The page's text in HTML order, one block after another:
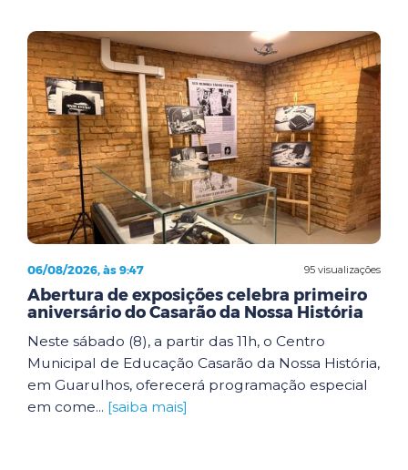
95 visualizações
06/08/2026, às 9:47
Abertura de exposições celebra primeiro
aniversário do Casarão da Nossa História
Neste sábado (8), a partir das 11h, o Centro
Municipal de Educação Casarão da Nossa História,
em Guarulhos, oferecerá programação especial
em come... [saiba mais]